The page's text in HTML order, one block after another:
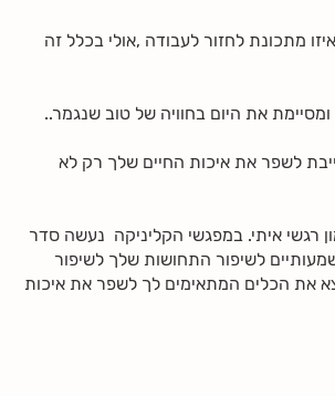
מתכונת לחזור לעבודה ,אולי בכלל זה
את היום בחוויה של טוב שנגמר..
לשפר את איכות החיים שלך רק לא
רגשי איתי. במפגשי הקליניקה נעשה סדר
לשיפור התחושות שלך לשיפור
את הכלים המתאימים לך לשפר את איכות